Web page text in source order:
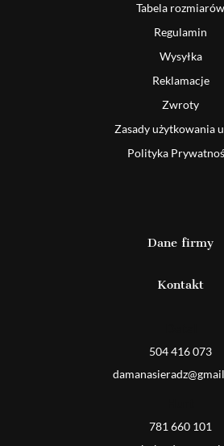
Tabela rozmiarów
Regulamin
Wysyłka
Reklamacje
Zwroty
Zasady użytkowania
Polityka
Dane firmy
Kontakt
504 416 073
781 660 101